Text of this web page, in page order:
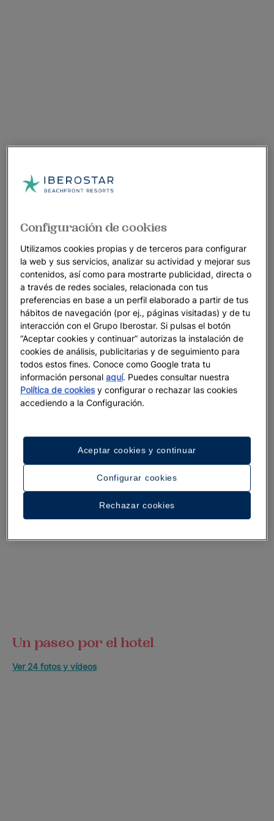
Un paseo por el hotel
Ver 24 fotos y vídeos
Configuración de cookies
Utilizamos cookies propias y de terceros para configurar
la web y sus servicios, analizar su actividad y mejorar sus
contenidos, así como para mostrarte publicidad, directa o
a través de redes sociales, relacionada con tus
preferencias en base a un perfil elaborado a partir de tus
hábitos de navegación (por ej., páginas visitadas) y de tu
interacción con el Grupo Iberostar. Si pulsas el botón
“Aceptar cookies y continuar” autorizas la instalación de
cookies de análisis, publicitarias y de seguimiento para
todos estos fines. Conoce como Google trata tu
información personalaquí. Puedes consultar nuestra
Política de cookiesy configurar o rechazar las cookies
accediendo a la Configuración.
Configurar cookies
Rechazar cookies
Aceptar cookies y continuar